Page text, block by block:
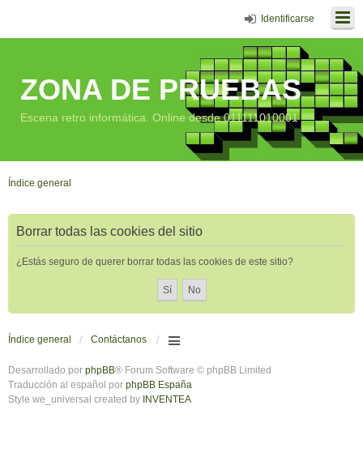
Identificarse
ZONA DE PRUEBAS
Escena retro informática. Online desde 011111010001
Índice general
Borrar todas las cookies del sitio
¿Estás seguro de querer borrar todas las cookies de este sitio?
Índice general Contáctanos
Desarrollado por phpBB® Forum Software © phpBB Limited
Traducción al español por phpBB España
Style we_universal created by INVENTEA